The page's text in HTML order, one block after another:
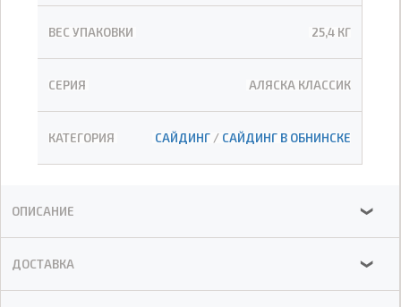
ВЕС УПАКОВКИ 25,4 КГ
СЕРИЯ АЛЯСКА КЛАССИК
КАТЕГОРИЯ САЙДИНГ / САЙДИНГ В ОБНИНСКЕ
ОПИСАНИЕ ❯
ДОСТАВКА ❯